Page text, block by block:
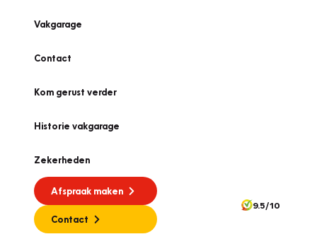
Vakgarage
Contact
Kom gerust verder
Historie vakgarage
Zekerheden
Afspraak maken
Contact
9.5/10